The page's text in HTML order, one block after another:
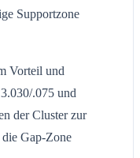
Supportzone
Vorteil und
.075 und
der Cluster zur
Gap-Zone